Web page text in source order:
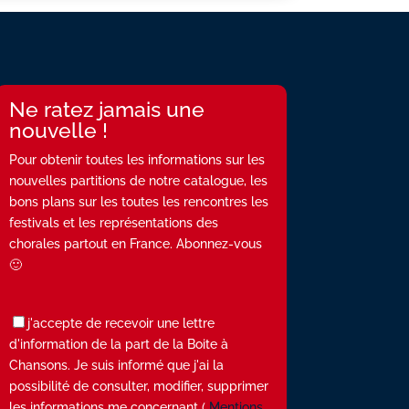
Ne ratez jamais une
nouvelle !
Pour obtenir toutes les informations sur les
nouvelles partitions de notre catalogue, les
bons plans sur les toutes les rencontres les
festivals et les représentations des
chorales partout en France. Abonnez-vous
🙂
j'accepte de recevoir une lettre
d'information de la part de la Boite à
Chansons. Je suis informé que j'ai la
possibilité de consulter, modifier, supprimer